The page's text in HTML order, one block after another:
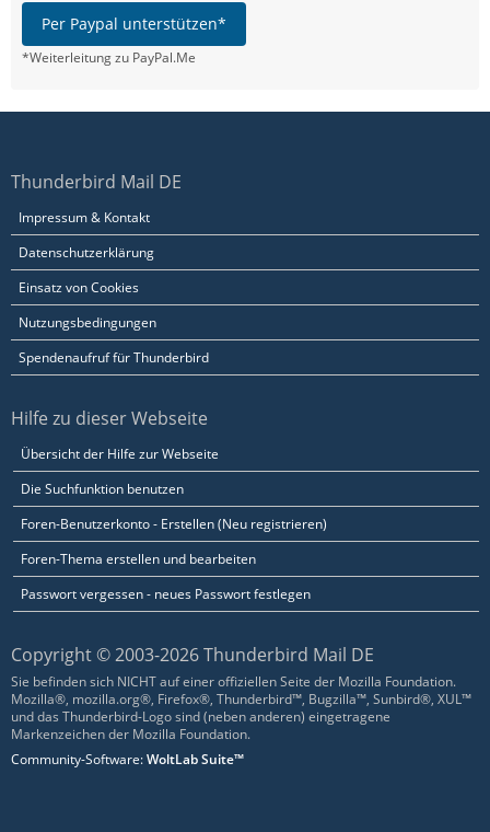
Per Paypal unterstützen*
*Weiterleitung zu PayPal.Me
Thunderbird Mail DE
Impressum & Kontakt
Datenschutzerklärung
Einsatz von Cookies
Nutzungsbedingungen
Spendenaufruf für Thunderbird
Hilfe zu dieser Webseite
Übersicht der Hilfe zur Webseite
Die Suchfunktion benutzen
Foren-Benutzerkonto - Erstellen (Neu registrieren)
Foren-Thema erstellen und bearbeiten
Passwort vergessen - neues Passwort festlegen
Copyright © 2003-2026 Thunderbird Mail DE
Sie befinden sich NICHT auf einer offiziellen Seite der Mozilla Foundation.
Mozilla®, mozilla.org®, Firefox®, Thunderbird™, Bugzilla™, Sunbird®, XUL™
und das Thunderbird-Logo sind (neben anderen) eingetragene
Markenzeichen der Mozilla Foundation.
Community-Software:WoltLab Suite™